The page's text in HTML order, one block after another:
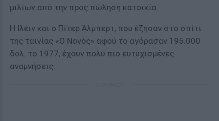
μιλίων από την προς πώληση κατοικία.
Η Ιλέιν και ο Πίτερ Άλμπερτ, που έζησαν στο σπίτι
της ταινίας «Ο Νονός» αφού το αγόρασαν 195.000
δολ. το 1977, έχουν πολύ πιο ευτυχισμένες
αναμνήσεις.